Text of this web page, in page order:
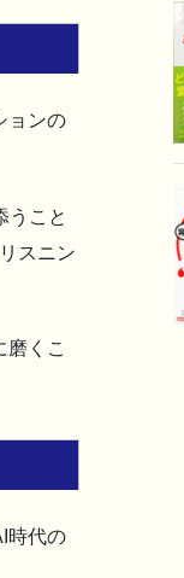
ョンの
うこと
スニン
くこ
時代の